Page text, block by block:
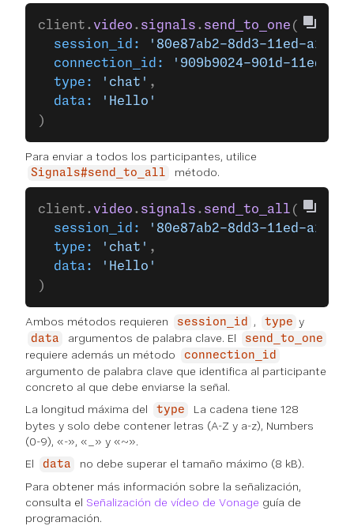
client. video . signals . send_to_one (
  session_id:
'80e87ab2-8dd3-11ed-a1eb-
  connection_id:
'909b9024-901d-11ed-
  type:
'chat' ,
  data:
'Hello'
)
Para enviar a todos los participantes, utilice
Signals#send_to_all método.
client. video . signals . send_to_all (
  session_id:
'80e87ab2-8dd3-11ed-a1eb-
  type:
'chat' ,
  data:
'Hello'
)
Ambos métodos requieren session_id , type y
data argumentos de palabra clave. El send_to_one
requiere además un método connection_id
argumento de palabra clave que identifica al participante
concreto al que debe enviarse la señal.
La longitud máxima del
type
La cadena tiene 128
bytes y solo debe contener letras (A-Z y a-z), Numbers
(0-9), «-», «_» y «~».
El
data
no debe superar el tamaño máximo (8 kB).
Para obtener más información sobre la señalización,
consulta el Señalización de vídeo de Vonage guía de
programación.